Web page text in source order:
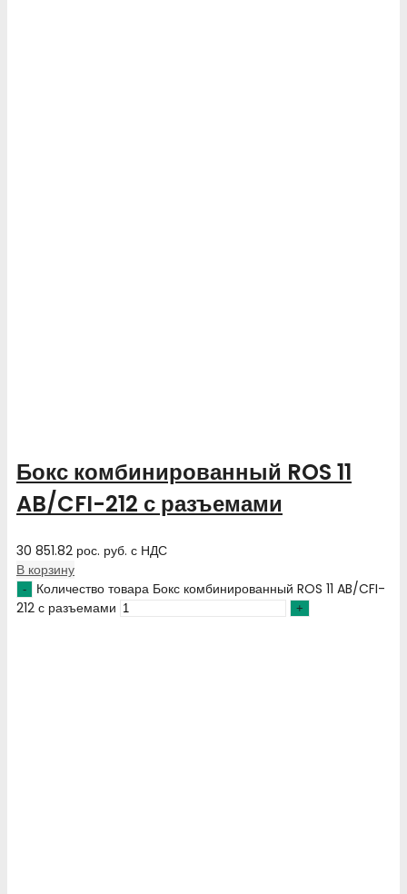
Бокс комбинированный ROS 11
AB/CFI-212 с разъемами
30 851.82 рос. руб. с НДС
В корзину
Количество товара Бокс комбинированный ROS 11 AB/CFI-
212 с разъемами